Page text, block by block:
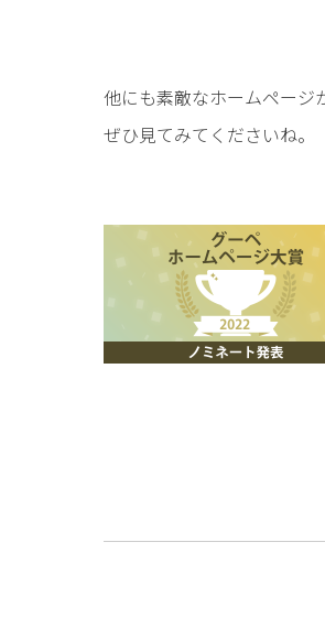
他にも素敵なホームページ
ぜひ見てみてくださいね。